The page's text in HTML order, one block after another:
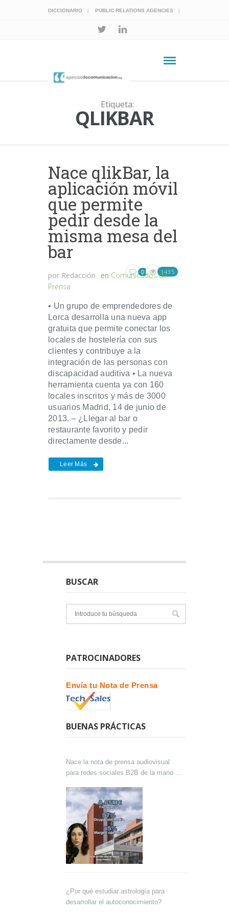
DICCIONARIO PUBLIC RELATIONS AGENCIES
Etiqueta:
QLIKBAR
Nace qlikBar, la
aplicación móvil
que permite
pedir desde la
misma mesa del
bar
por Redacción en Comunicados de
Prensa
0 1435
• Un grupo de emprendedores de
Lorca desarrolla una nueva app
gratuita que permite conectar los
locales de hostelería con sus
clientes y contribuye a la
integración de las personas con
discapacidad auditiva • La nueva
herramienta cuenta ya con 160
locales inscritos y más de 3000
usuarios Madrid, 14 de junio de
2013. – ¿Llegar al bar o
restaurante favorito y pedir
directamente desde...
Leer Más
BUSCAR
PATROCINADORES
Envía tu Nota de Prensa
BUENAS PRÁCTICAS
Nace la nota de prensa audiovisual
para redes sociales B2B de la mano de
¿Por qué estudiar astrología para
desarrollar el autoconocimiento?